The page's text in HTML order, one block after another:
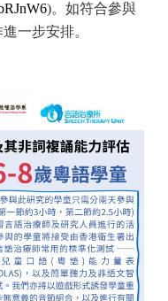
)。如符合參與
⼀步安排。